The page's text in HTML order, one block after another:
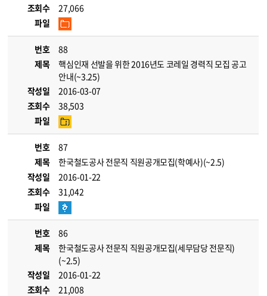
조회수
27,066
파일
번호
88
제목
핵심인재 선발을 위한 2016년도 코레일 경력직 모집 공고
안내(~3.25)
작성일
2016-03-07
조회수
38,503
파일
번호
87
제목
한국철도공사 전문직 직원공개모집(학예사)(~2.5)
작성일
2016-01-22
조회수
31,042
파일
번호
86
제목
한국철도공사 전문직 직원공개모집(세무담당 전문직)
(~2.5)
작성일
2016-01-22
조회수
21,008